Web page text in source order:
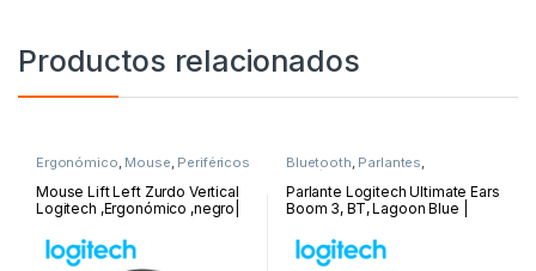
Productos relacionados
Ergonómico Mouse Periféricos
y Accesorios
Mouse Lift Left Zurdo Vertical
Logitech ,Ergonómico ,negro|
Bluetooth Parlantes
Periféricos y Accesorios
Parlante Logitech Ultimate Ears
Boom 3, BT, Lagoon Blue |